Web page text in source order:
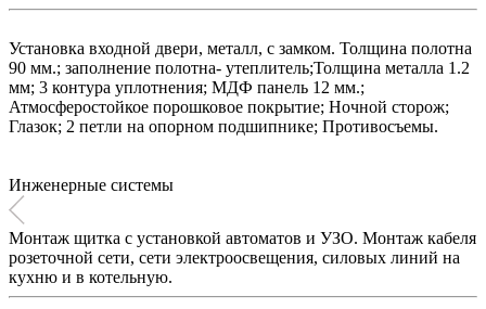
Установка входной двери, металл, с замком. Толщина полотна
90 мм.; заполнение полотна- утеплитель;Толщина металла 1.2
мм; 3 контура уплотнения; МДФ панель 12 мм.;
Атмосферостойкое порошковое покрытие; Ночной сторож;
Глазок; 2 петли на опорном подшипнике; Противосъемы.
Инженерные системы
Монтаж щитка с установкой автоматов и УЗО. Монтаж кабеля
розеточной сети, сети электроосвещения, силовых линий на
кухню и в котельную.